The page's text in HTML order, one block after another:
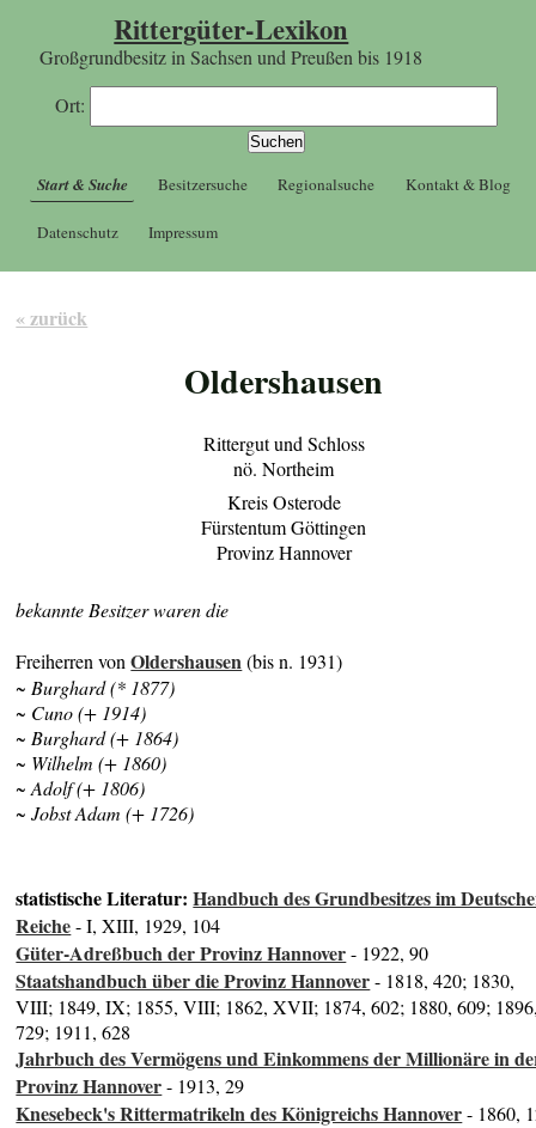
Rittergüter-Lexikon
Großgrundbesitz in Sachsen und Preußen bis 1918
Ort:
Start & Suche Besitzersuche Regionalsuche Kontakt & Blog
Datenschutz Impressum
« zurück
Oldershausen
Rittergut und Schloss
nö. Northeim
Kreis Osterode
Fürstentum Göttingen
Provinz Hannover
bekannte Besitzer waren die
Freiherren vonOldershausen(bis n. 1931)
~ Burghard (* 1877)
~ Cuno (+ 1914)
~ Burghard (+ 1864)
~ Wilhelm (+ 1860)
~ Adolf (+ 1806)
~ Jobst Adam (+ 1726)
statistische Literatur:Handbuch des Grundbesitzes im
Reiche- I, XIII, 1929, 104
Güter-Adreßbuch der Provinz Hannover- 1922, 90
Staatshandbuch über die Provinz Hannover- 1818, 420; 1830,
VIII; 1849, IX; 1855, VIII; 1862, XVII; 1874, 602; 1880, 609;
729; 1911, 628
Jahrbuch des Vermögens und Einkommens der Millionäre in
Provinz Hannover- 1913, 29
Knesebeck's Rittermatrikeln des Königreichs Hannover- 1860,